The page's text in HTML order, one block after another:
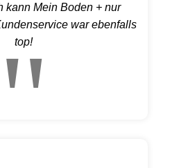
kann Mein Boden + nur
war ebenfalls
top!